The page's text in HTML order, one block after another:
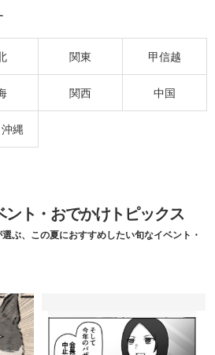
関東 甲信越
関西 中国
縄
ント・おでかけトピックス
ぶ、この夏におすすめしたい旬なイベント・